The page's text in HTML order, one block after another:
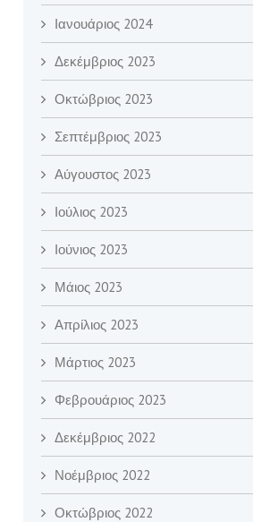
Ιανουάριος 2024
Δεκέμβριος 2023
Οκτώβριος 2023
Σεπτέμβριος 2023
Αύγουστος 2023
Ιούλιος 2023
Ιούνιος 2023
Μάιος 2023
Απρίλιος 2023
Μάρτιος 2023
Φεβρουάριος 2023
Δεκέμβριος 2022
Νοέμβριος 2022
Οκτώβριος 2022